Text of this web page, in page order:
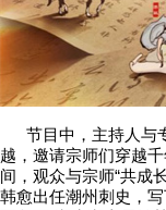
节目中，主持人与
越，邀请宗师们穿越
间，观众与宗师“共成
韩愈出任潮州刺史，